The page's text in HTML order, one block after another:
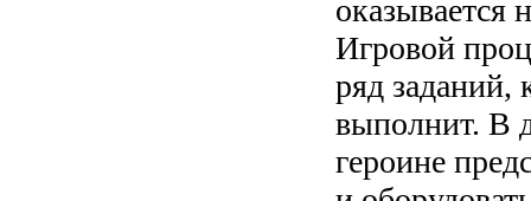
оказывается
Игровой
ряд заданий,
выполнит. В
героине